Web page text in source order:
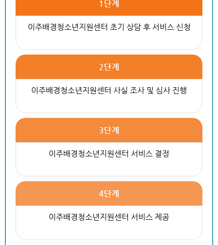
1단계
이주배경청소년지원센터 초기 상담 후 서비스 신청
2단계
이주배경청소년지원센터 사실 조사 및 심사 진행
3단계
이주배경청소년지원센터 서비스 결정
4단계
이주배경청소년지원센터 서비스 제공